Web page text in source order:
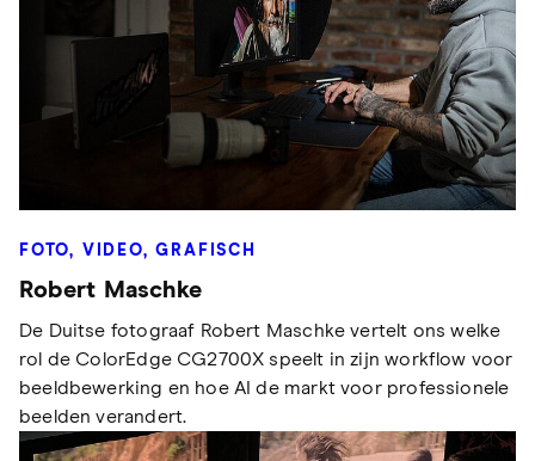
FOTO, VIDEO, GRAFISCH
Robert Maschke
De Duitse fotograaf Robert Maschke vertelt ons welke
rol de ColorEdge CG2700X speelt in zijn workflow voor
beeldbewerking en hoe AI de markt voor professionele
beelden verandert.